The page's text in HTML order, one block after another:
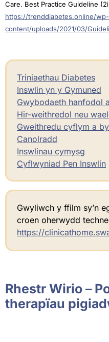
Care. Best Practice Guideline
https://trenddiabetes.online/wp-
content/uploads/2021/03/
Triniaethau Diabetes
Inswlin yn y Gymuned
Gwybodaeth hanfodol
Hir-weithredol neu
Gweithredu cyflym a
Canolradd
Inswlinau cymysg
Cyflwyniad Pen Inswlin
Gwyliwch y ffilm sy’n
croen oherwydd
https://
Rhestr Wirio –
therapïau